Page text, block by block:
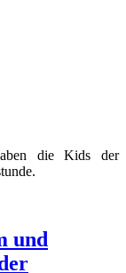
die Kids der
und